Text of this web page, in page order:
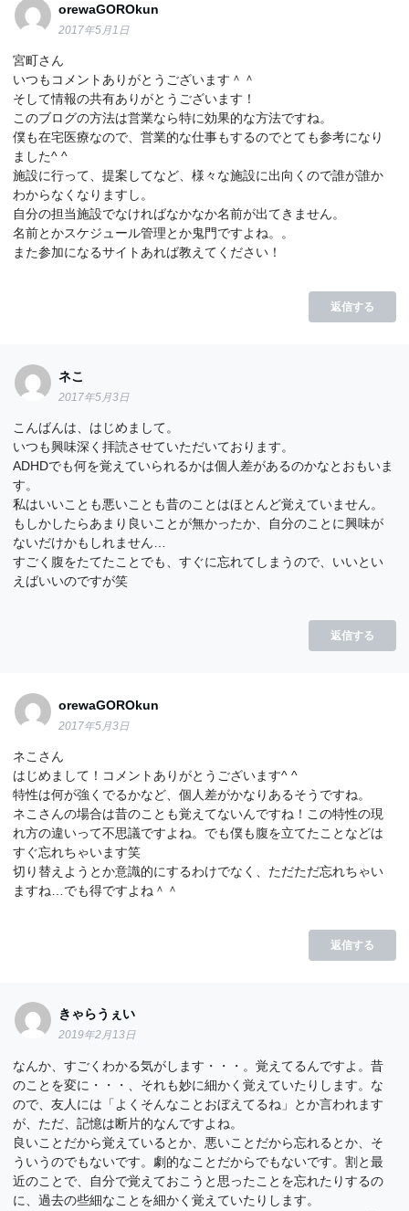
orewaGOROkun
2017年5月1日
宮町さん
いつもコメントありがとうございます＾＾
そして情報の共有ありがとうございます！
このブログの方法は営業なら特に効果的な方法ですね。
僕も在宅医療なので、営業的な仕事もするのでとても参考になり
ました^ ^
施設に行って、提案してなど、様々な施設に出向くので誰が誰か
わからなくなりますし。
自分の担当施設でなければなかなか名前が出てきません。
名前とかスケジュール管理とか鬼門ですよね。。
また参加になるサイトあれば教えてください！
返信する
ネこ
2017年5月3日
こんばんは、はじめまして。
いつも興味深く拝読させていただいております。
ADHDでも何を覚えていられるかは個人差があるのかなとおもいま
す。
私はいいことも悪いことも昔のことはほとんど覚えていません。
もしかしたらあまり良いことが無かったか、自分のことに興味が
ないだけかもしれません…
すごく腹をたてたことでも、すぐに忘れてしまうので、いいとい
えばいいのですが笑
返信する
orewaGOROkun
2017年5月3日
ネこさん
はじめまして！コメントありがとうございます^ ^
特性は何が強くでるかなど、個人差がかなりあるそうですね。
ネこさんの場合は昔のことも覚えてないんですね！この特性の現
れ方の違いって不思議ですよね。でも僕も腹を立てたことなどは
すぐ忘れちゃいます笑
切り替えようとか意識的にするわけでなく、ただただ忘れちゃい
ますね…でも得ですよね＾＾
返信する
きゃらうぇい
2019年2月13日
なんか、すごくわかる気がします・・・。覚えてるんですよ。昔
のことを変に・・・、それも妙に細かく覚えていたりします。な
ので、友人には「よくそんなことおぼえてるね」とか言われます
が、ただ、記憶は断片的なんですよね。
良いことだから覚えているとか、悪いことだから忘れるとか、そ
ういうのでもないです。劇的なことだからでもないです。割と最
近のことで、自分で覚えておこうと思ったことを忘れたりするの
に、過去の些細なことを細かく覚えていたりします。